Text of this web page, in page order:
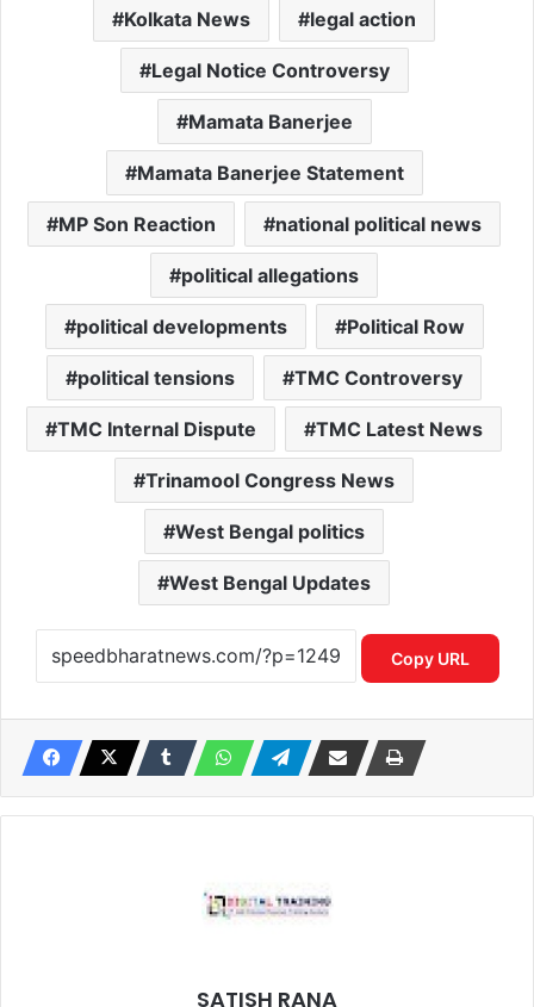
Kolkata News legal action
Legal Notice Controversy
Mamata Banerjee
Mamata Banerjee Statement
MP Son Reaction national political news
political allegations
political developments Political Row
political tensions TMC Controversy
TMC Internal Dispute TMC Latest News
Trinamool Congress News
West Bengal politics
West Bengal Updates
Copy URL
SATISH RANA